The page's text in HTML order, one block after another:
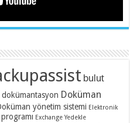
bulut
dokümantasyon Doküman
yönetim sistemi Elektronik
Exchange Yedekle